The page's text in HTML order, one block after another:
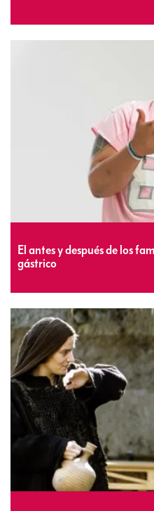
El antes y después de los
gástrico